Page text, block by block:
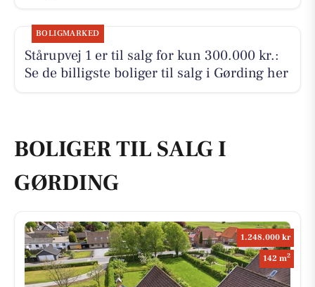
BOLIGMARKED
Stårupvej 1 er til salg for kun 300.000 kr.:
Se de billigste boliger til salg i Gørding her
BOLIGER TIL SALG I
GØRDING
1.248.000 kr
142 m2